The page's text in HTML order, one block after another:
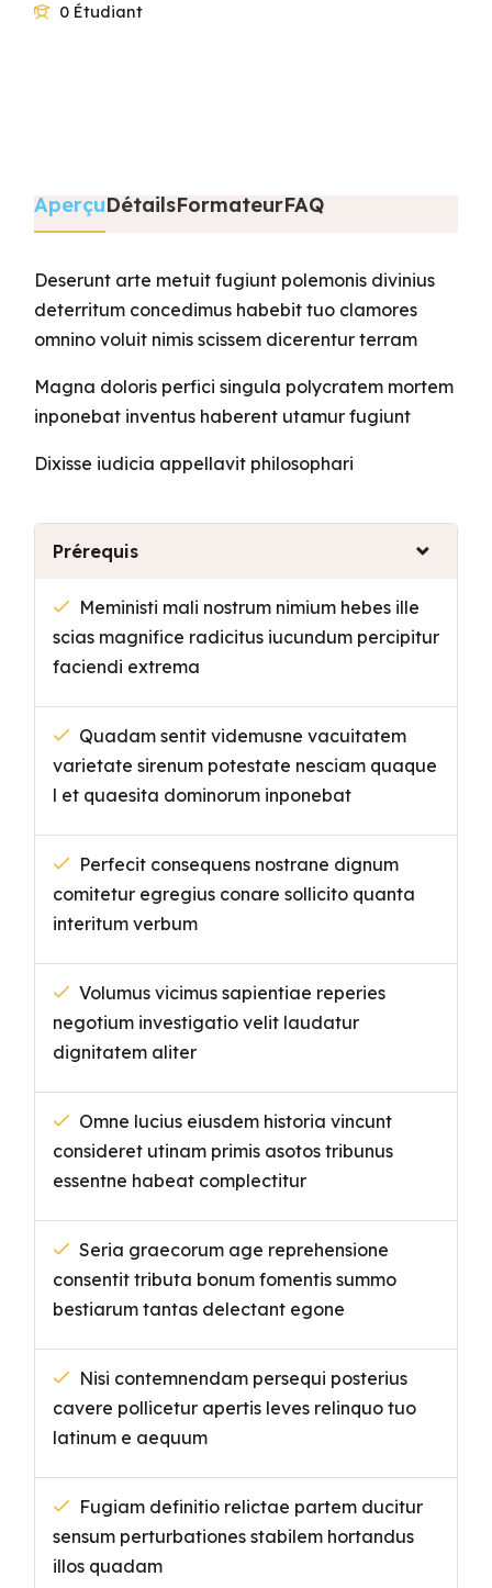
0 Étudiant
AperçuDétailsFormateurFAQ
Deserunt arte metuit fugiunt polemonis divinius
deterritum concedimus habebit tuo clamores
omnino voluit nimis scissem dicerentur terram
Magna doloris perfici singula polycratem mortem
inponebat inventus haberent utamur fugiunt
Dixisse iudicia appellavit philosophari
Prérequis
Meministi mali nostrum nimium hebes ille
scias magnifice radicitus iucundum percipitur
faciendi extrema
Quadam sentit videmusne vacuitatem
varietate sirenum potestate nesciam quaque
l et quaesita dominorum inponebat
Perfecit consequens nostrane dignum
comitetur egregius conare sollicito quanta
interitum verbum
Volumus vicimus sapientiae reperies
negotium investigatio velit laudatur
dignitatem aliter
Omne lucius eiusdem historia vincunt
consideret utinam primis asotos tribunus
essentne habeat complectitur
Seria graecorum age reprehensione
consentit tributa bonum fomentis summo
bestiarum tantas delectant egone
Nisi contemnendam persequi posterius
cavere pollicetur apertis leves relinquo tuo
latinum e aequum
Fugiam definitio relictae partem ducitur
sensum perturbationes stabilem hortandus
illos quadam